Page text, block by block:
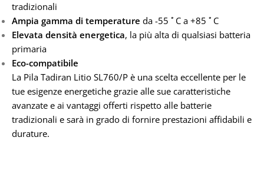
tradizionali
Ampia gamma di temperature da -55 ﾟC a +85 ﾟC
Elevata densità energetica, la più alta di qualsiasi batteria
primaria
Eco-compatibile
La Pila Tadiran Litio SL760/P è una scelta eccellente per le
tue esigenze energetiche grazie alle sue caratteristiche
avanzate e ai vantaggi offerti rispetto alle batterie
tradizionali e sarà in grado di fornire prestazioni affidabili e
durature.